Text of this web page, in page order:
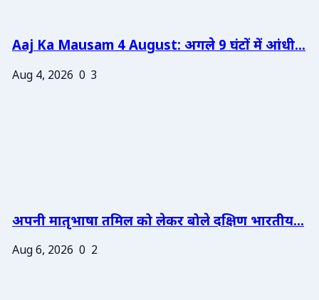
Aaj Ka Mausam 4 August: अगले 9 घंटों में आंधी...
Aug 4, 2026 0 3
अपनी मातृभाषा तमिल को लेकर बोले दक्षिण भारतीय...
Aug 6, 2026 0 2